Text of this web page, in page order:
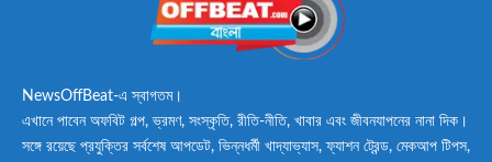
NewsOffBeat-এ স্বাগতম।
এখানে পাবেন অফবিট গল্প, ভ্রমণ, সংস্কৃতি, রীতি-নীতি, খাবার এবং জীবনযাপনের নানা দিক।
সঙ্গে রয়েছে প্রযুক্তির সর্বশেষ আপডেট, ভিন্নধর্মী খাদ্যাভ্যাস, ফ্যাশন ট্রেন্ড, মেকআপ টিপস,